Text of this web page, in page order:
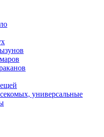
универсальные